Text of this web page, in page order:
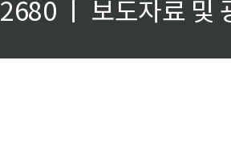
2680 ㅣ 보도자료